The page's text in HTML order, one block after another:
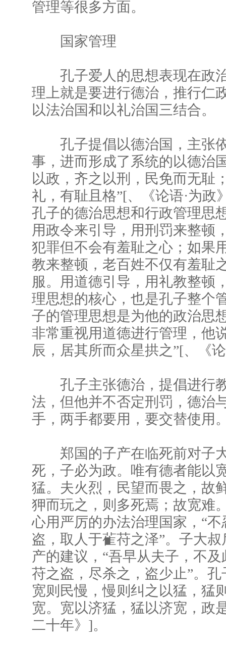
管理等很多方面。
国家管理
孔子爱人的思想表现在政
理上就是要进行德治，推行仁
以法治国和以礼治国三结合。
孔子提倡以德治国，主张
事，进而形成了系统的以德治
以政，齐之以刑，民免而无耻
礼，有耻且格”[、《论语·为政
孔子的德治思想和行政管理思
用政令来引导，用刑罚来整顿
犯罪但不会有羞耻之心；如果
教来整顿，老百姓不仅有羞耻
服。用道德引导，用礼教整顿
理思想的核心，也是孔子整个
子的管理思想是为他的政治思
非常重视用道德进行管理，他
辰，居其所而众星拱之”[、《
孔子主张德治，提倡进行
法，但他并不否定刑罚，德治
手，两手都要用，要交替使用
郑国的子产在临死前对子大
死，子必为政。唯有德者能以
猛。夫火烈，民望而畏之，故
狎而玩之，则多死焉；故宽难
心用严厉的办法治理国家，“
盗，取人于雈苻之泽”。子大
产的建议，“吾早从夫子，不
苻之盗，尽杀之，盗少止”。
宽则民慢，慢则纠之以猛，猛
宽。宽以济猛，猛以济宽，政
二十年》]。